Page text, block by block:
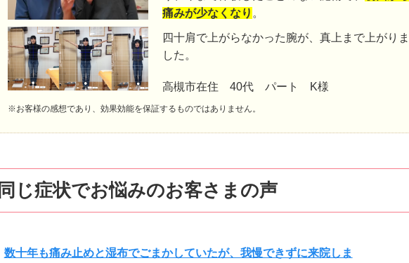
痛みが少なくなり 。
四十肩で上がらなかった腕が、真上まで上がりま
した。
高槻市在住 40代 パート K様
※お客様の感想であり、効果効能を保証するものではありません。
同じ症状でお悩みのお客さまの声
数十年も痛み止めと湿布でごまかしていたが、我慢できずに来院しま